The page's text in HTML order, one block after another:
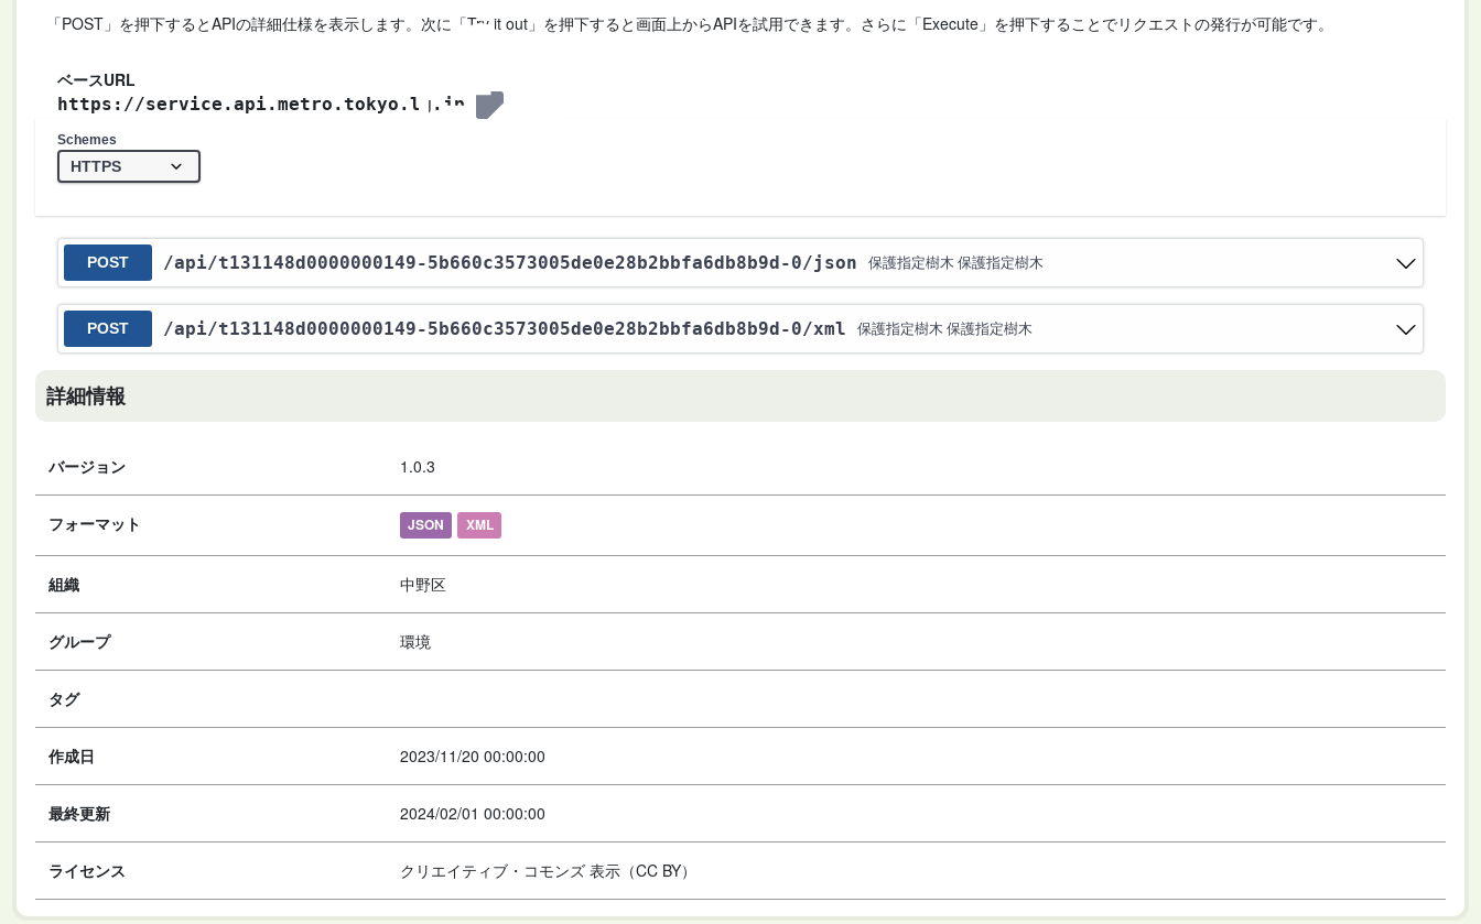
「POST」を押下するとAPIの詳細仕様を表示します。次に「Try it out」を押下すると画面上からAPIを試用できます。さらに「Execute」を押下することでリクエストの発行が可能です。
ベースURL
https://service.api.metro.tokyo.lg.jp
Schemes
POST /api/t131148d0000000149-5b660c3573005de0e28b2bbfa6db8b9d-0/json 保護指定樹木 保護指定樹木
POST /api/t131148d0000000149-5b660c3573005de0e28b2bbfa6db8b9d-0/xml 保護指定樹木 保護指定樹木
詳細情報
バージョン 1.0.3
フォーマット JSON XML
組織 中野区
グループ 環境
タグ
作成日 2023/11/20 00:00:00
最終更新 2024/02/01 00:00:00
ライセンス クリエイティブ・コモンズ 表示（CC BY）